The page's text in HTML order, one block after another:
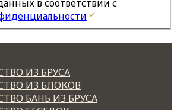
в соответствии с
ИЗ БРУСА
ИЗ БЛОКОВ
БАНЬ ИЗ БРУСА